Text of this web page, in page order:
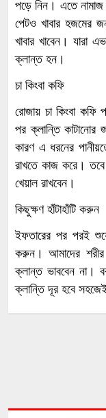
পড়ে নিন। এতে
পেটও খাবার হজমের
খাবার খাবেন। যারা
ক্লান্ত হন।
চা কিংবা কফি
রোজায় চা কিংবা
পর ক্লান্তি কাটানোর
কারণ এ ধরনের
রাখতে কাজ করে।
খেয়াল রাখবেন।
কিছুক্ষণ হাঁটাহাঁটি করুন
ইফতারের পর পরই
করুন। আমাদের
ক্লান্ত ভাববেন না।
ক্লান্তি দূর হবে